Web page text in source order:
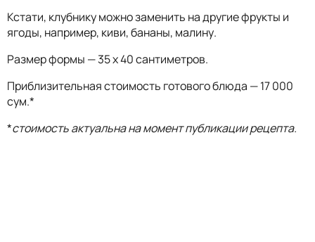
Кстати, клубнику можно заменить на другие фрукты и
ягоды, например, киви, бананы, малину.
Размер формы — 35 x 40 сантиметров.
Приблизительная стоимость готового блюда — 17 000
сум.*
*стоимость актуальна на момент публикации рецепта.